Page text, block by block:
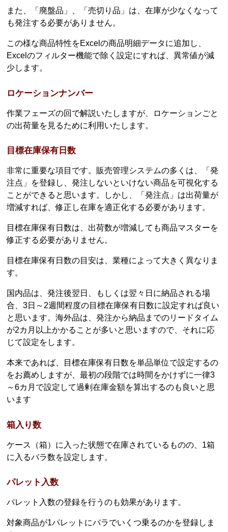
また、「廃盤品」、「売切り品」は、在庫が少なくなって
も発注する必要がありません。
この様な商品特性をExcelの商品明細データに追加し、
Excelのフィルター機能で除く設定にすれば、異常値が減
少します。
ロケーションナンバー
作業フェーズの回で解説いたしますが、ロケーションごと
の出荷量を見るために利用いたします。
目標在庫保有日数
非常に重要な項目です。販売管理システムの多くは、「発
注点」を登録し、発注しないといけない商品を可視化する
ことができると思います。しかし、「発注点」は出荷量が
増減すれば、修正し在庫を適正化する必要があります。
目標在庫保有日数は、出荷数が増減しても商品マスターを
修正する必要がありません。
目標在庫保有日数の目安は、業種によって大きく異なりま
す。
国内品は、発注後翌日、もしくは翌々日に納品される場
合、3日～2週間程度の目標在庫保有日数に設定すれば良い
と思います。海外品は、発注から納品までのリードタイム
が2カ月以上かかることが多いと思いますので、それに応
じて設定をします。
本来であれば、目標在庫保有日数を単品単位で設定するの
をお薦めしますが、最初の段階では時間をかけずに一律3
～6カ月で設定して過剰在庫金額を算出するのも良いと思
います
箱入り数
ケース（箱）に入った状態で在庫されているものの、1箱
に入るバラ数を設定します。
パレット入数
パレット入数の登録を行うのも効果があります。
対象商品が1パレットにバラでいくつ乗るのかを登録しま